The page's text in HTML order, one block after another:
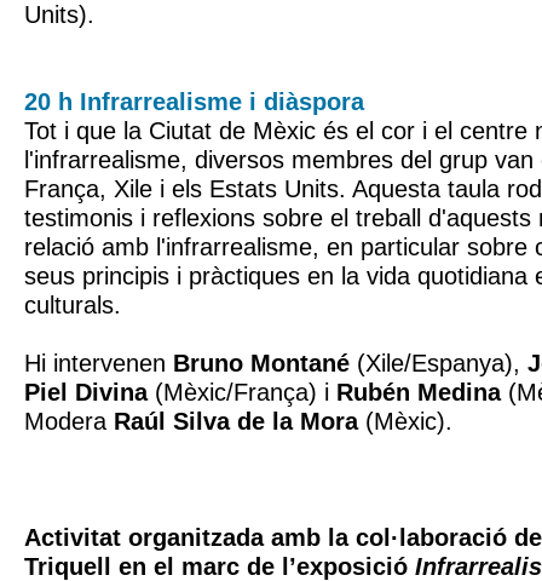
Units).
20 h Infrarrealisme i diàspora
Tot i que la Ciutat de Mèxic és el cor i el centre
l'infrarrealisme, diversos membres del grup
França, Xile i els Estats Units. Aquesta taula
testimonis i reflexions sobre el treball d'aquests
relació amb l'infrarrealisme, en particular sobre
seus principis i pràctiques en la vida quotidiana
culturals.
Hi intervenen Bruno Montané (Xile/Espanya),
Piel Divina(Mèxic/França) i Rubén Medina
Modera Raúl Silva de la Mora(Mèxic).
Activitat organitzada amb la col·laboració
Triquell en el marc de l’exposició